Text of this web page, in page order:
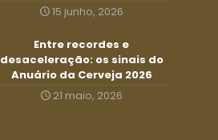
15 junho, 2026
Entre recordes e
desaceleração: os sinais do
Anuário da Cerveja 2026
21 maio, 2026